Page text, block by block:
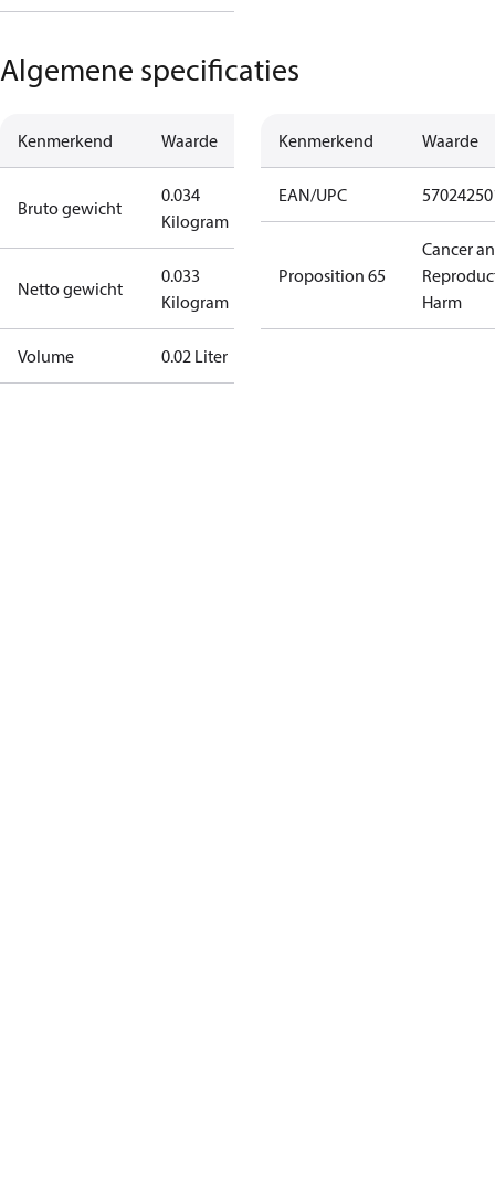
Algemene specificaties
Kenmerkend Waarde
Bruto gewicht
0.034
Kilogram
Netto gewicht
0.033
Kilogram
Volume 0.02 Liter
Kenmerkend Waarde
EAN/UPC
Proposition 65
Cancer
Harm